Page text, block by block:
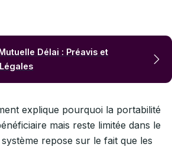
Délai : Préavis et
explique pourquoi la portabilité
mais reste limitée dans le
système repose sur le fait que les